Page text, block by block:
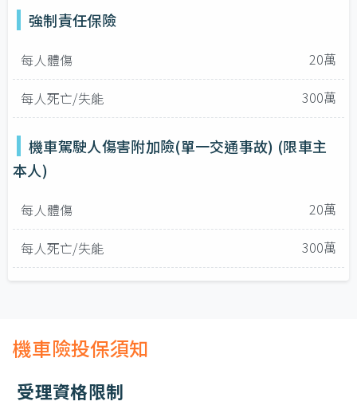
強制責任保險
每人體傷 20萬
每人死亡/失能 300萬
機車駕駛人傷害附加險(單一交通事故) (限車主
本人)
每人體傷 20萬
每人死亡/失能 300萬
機車險投保須知
受理資格限制